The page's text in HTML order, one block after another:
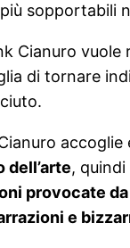
sopportabili
Cianuro
di tornare
,
provocate
e